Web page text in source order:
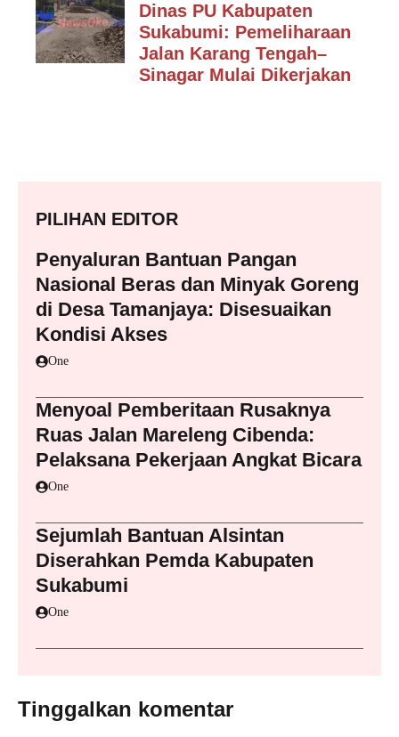
Dinas PU Kabupaten
Sukabumi: Pemeliharaan
Jalan Karang Tengah–
Sinagar Mulai Dikerjakan
PILIHAN EDITOR
Penyaluran Bantuan Pangan
Nasional Beras dan Minyak Goreng
di Desa Tamanjaya: Disesuaikan
Kondisi Akses
One
Menyoal Pemberitaan Rusaknya
Ruas Jalan Mareleng Cibenda:
Pelaksana Pekerjaan Angkat Bicara
One
Sejumlah Bantuan Alsintan
Diserahkan Pemda Kabupaten
Sukabumi
One
Tinggalkan komentar